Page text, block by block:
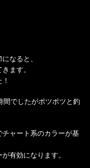
なると、
ます。
でしたがポツポツと釣
ャート系のカラーが基
有効になります。